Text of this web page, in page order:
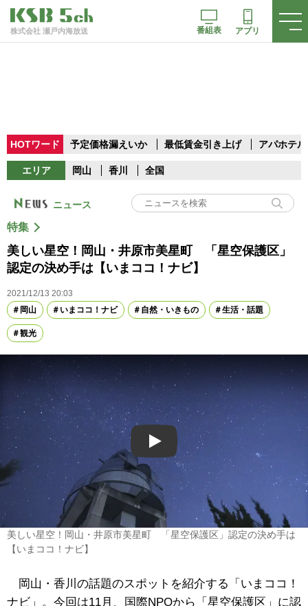
株式会社 瀬戸内海放送 番組表 アプリ
HOTワード 予定価格漏えいか 最低賃金引き上げ アパホテル
エリア 岡山 香川 全国
ニュース
特集
美しい星空！岡山・井原市美星町 「星空保護区」
認定の決め手は【いまココ！ナビ】
2021/12/13 20:03
岡山
いまココ！ナビ 自然・いきもの 生活・話題
観光
Play
美しい星空！岡山・井原市美星町 「星空保護区」認定の決め手は
【いまココ！ナビ】
岡山・香川の話題のスポットを紹介する「いまココ！
ナビ」。今回は11月、国際NPOから「星空保護区」に認